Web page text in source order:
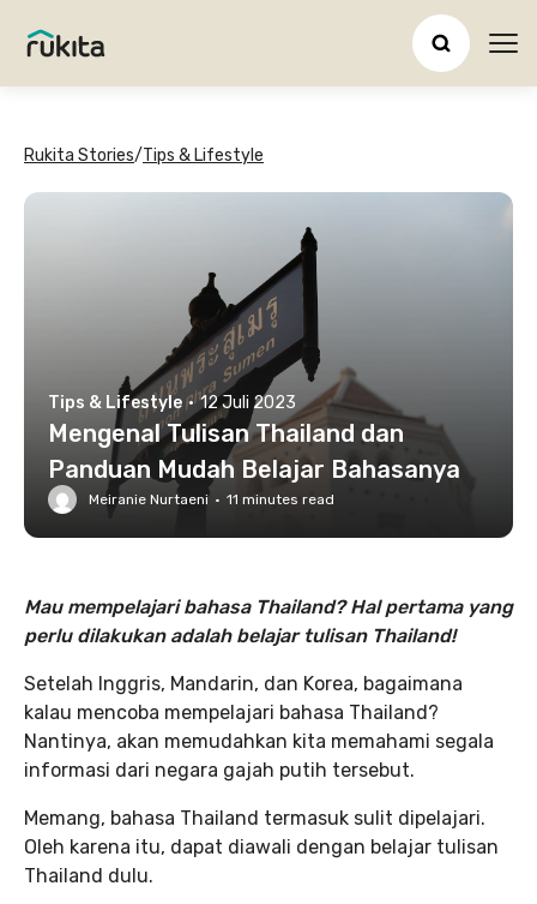
Rukita Stories/Tips & Lifestyle
Tips & Lifestyle · 12 Juli 2023
Mengenal Tulisan Thailand dan
Panduan Mudah Belajar Bahasanya
Meiranie Nurtaeni · 11 minutes read
Mau mempelajari bahasa Thailand? Hal pertama yang
perlu dilakukan adalah belajar tulisan Thailand!
Setelah Inggris, Mandarin, dan Korea, bagaimana
kalau mencoba mempelajari bahasa Thailand?
Nantinya, akan memudahkan kita memahami segala
informasi dari negara gajah putih tersebut.
Memang, bahasa Thailand termasuk sulit dipelajari.
Oleh karena itu, dapat diawali dengan belajar tulisan
Thailand dulu.